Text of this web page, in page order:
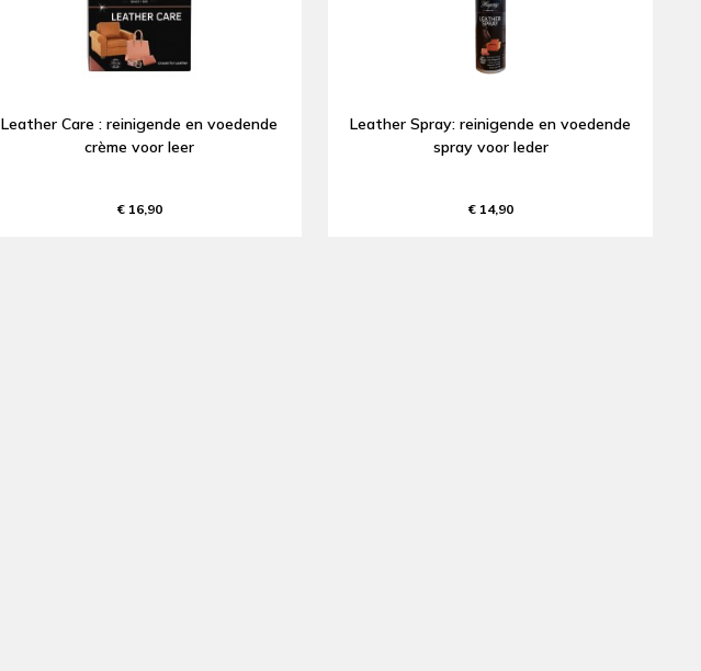
Leather Care : reinigende en voedende
crème voor leer
€ 16,90
Leather Spray: reinigende en voedende
spray voor leder
€ 14,90